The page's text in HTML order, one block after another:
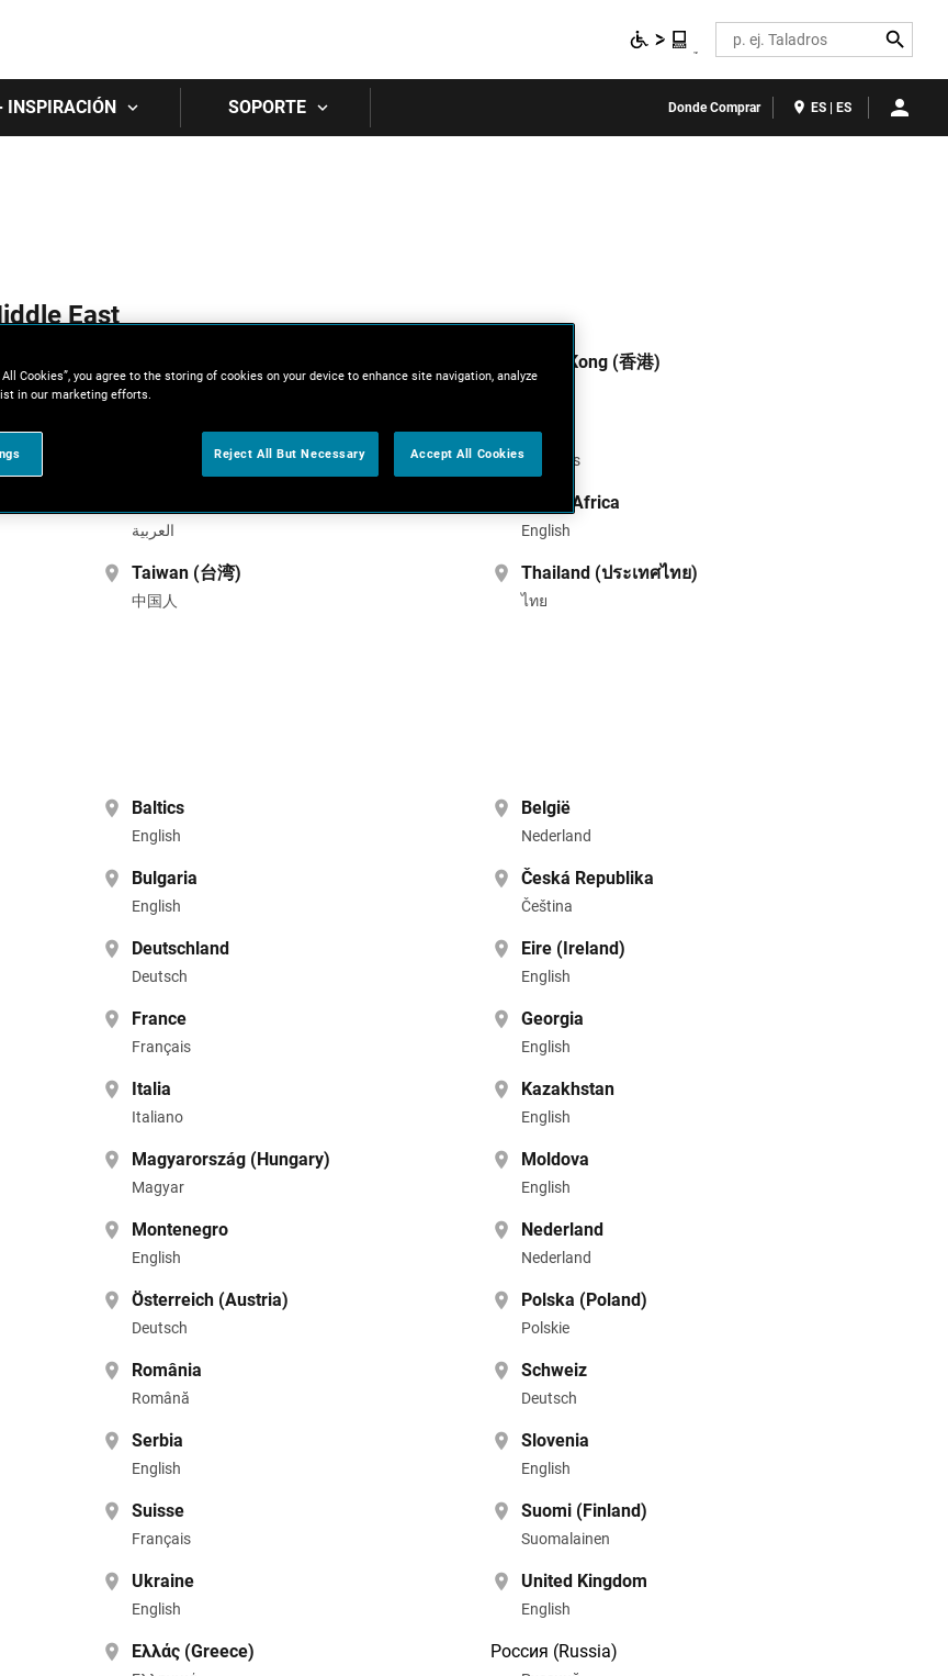
Search
INSPIRACIÓN SOPORTE Donde Comprar ES | ES
East
中国人
Hong Kong (香港)
Japan (日本) Maroc
Français
العربية
South Africa
English
Taiwan (台湾)
中国人
Thailand (ประเทศไทย)
ไทย
Baltics
English
België
Nederland
Bulgaria
English
Česká Republika
Čeština
Deutschland
Deutsch
Eire (Ireland)
English
France
Français
Georgia
English
Italia
Italiano
Kazakhstan
English
Magyarország (Hungary)
Magyar
Moldova
English
Montenegro
English
Nederland
Nederland
Österreich (Austria)
Deutsch
Polska (Poland)
Polskie
România
Română
Schweiz
Deutsch
Serbia
English
Slovenia
English
Suisse
Français
Suomi (Finland)
Suomalainen
Ukraine
English
United Kingdom
English
Ελλάς (Greece) Россия (Russia)
Cookies”, you agree to the storing of cookies on your device to enhance site navigation, analyze
in our marketing efforts.
Reject All But Necessary Accept All Cookies